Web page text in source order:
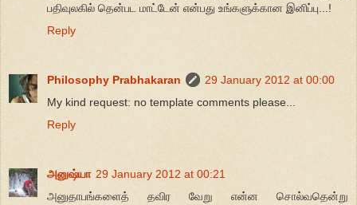
பதிவுலகில் தென்பட மாட்டேன் என்பது உங்களுக்கான இனிப்பு...!
Reply
Philosophy Prabhakaran
29 January 2012 at 00:00
My kind request: no template comments please...
Reply
அனுஷ்யா 29 January 2012 at 00:21
அனுதாபங்களைத் தவிர வேறு என்ன சொல்வதென்று